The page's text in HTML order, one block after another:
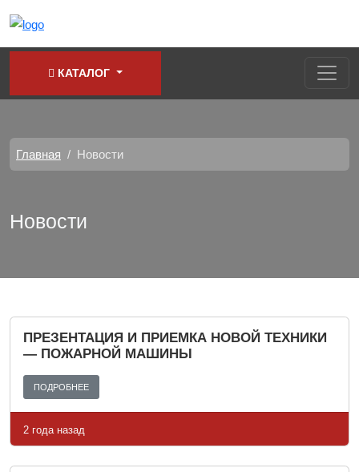
КАТАЛОГ
Главная Новости
Новости
ПРЕЗЕНТАЦИЯ И ПРИЕМКА НОВОЙ ТЕХНИКИ
— ПОЖАРНОЙ МАШИНЫ
ПОДРОБНЕЕ
2 года назад